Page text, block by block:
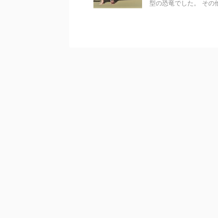
型の恐竜でした。 その